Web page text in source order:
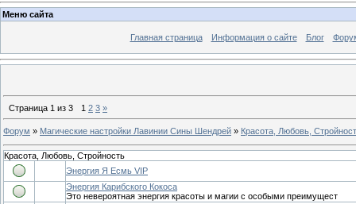
Меню сайта
Главная страница Информация о сайте Блог
Страница 1 из 3 1 2 3 »
Форум » Магические настройки Лавинии Сины Шендрей » Красота, Любовь,
Красота, Любовь, Стройность
Энергия Я Есмь VIP
Энергия Карибского Кокоса
Это невероятная энергия красоты и магии с особыми преимущест